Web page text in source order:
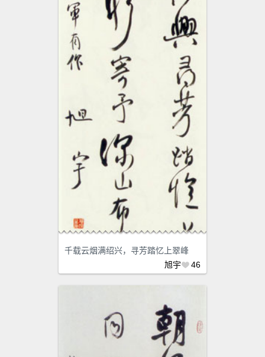
千载云烟满绍兴，寻芳踏忆上翠峰
旭宇
46